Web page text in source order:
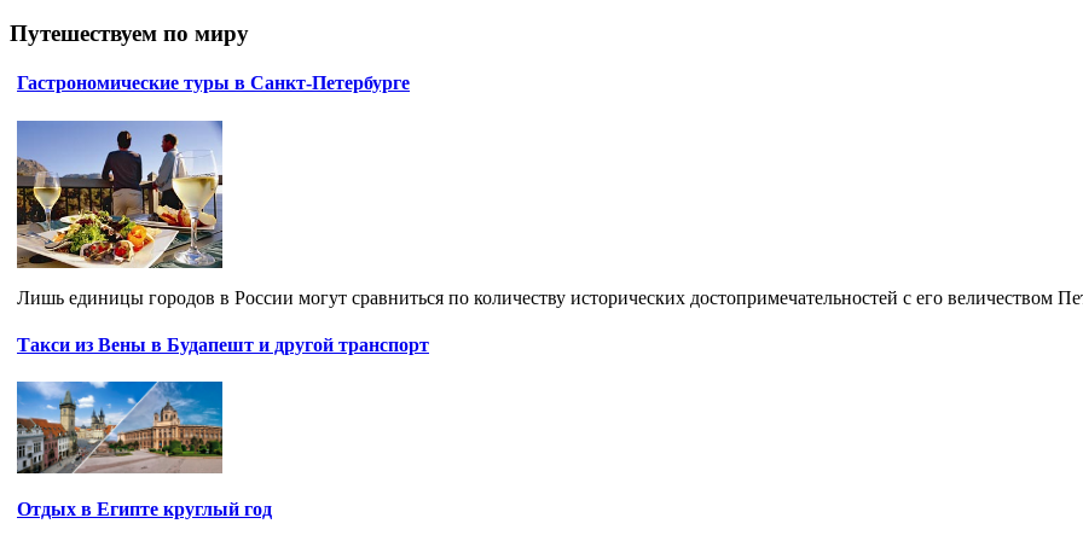
Путешествуем по миру
Гастрономические туры в Санкт-Петербурге
Лишь единицы городов в России могут сравниться по количеству исторических достопримечательностей с его величеством
Такси из Вены в Будапешт и другой транспорт
Отдых в Египте круглый год